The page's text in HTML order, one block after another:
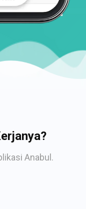
Anabul.